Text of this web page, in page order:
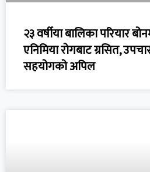
२३ वर्षीया बालिका परियार
एनिमिया रोगबाट ग्रसित,
सहयोगको अपिल